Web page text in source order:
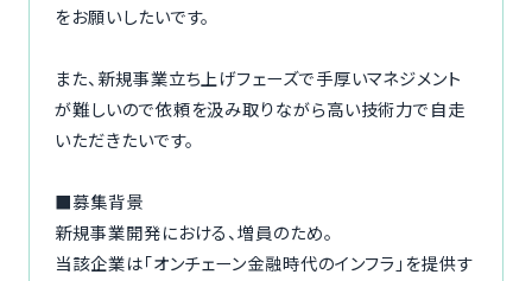
をお願いしたいです。
また、新規事業立ち上げフェーズで手厚いマネジメント
が難しいので依頼を汲み取りながら高い技術力で自走
いただきたいです。
■募集背景
新規事業開発における、増員のため。
当該企業は「オンチェーン金融時代のインフラ」を提供す